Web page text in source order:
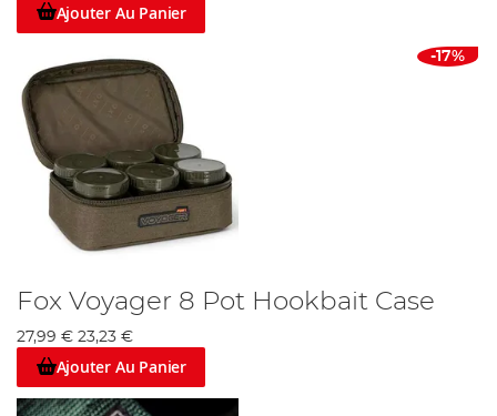
Ajouter Au Panier
-17%
Fox Voyager 8 Pot Hookbait Case
27,99 € 23,23 €
Ajouter Au Panier